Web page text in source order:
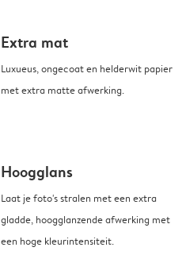
Extra mat
Luxueus, ongecoat en helderwit papier
met extra matte afwerking.
Hoogglans
Laat je foto's stralen met een extra
gladde, hoogglanzende afwerking met
een hoge kleurintensiteit.